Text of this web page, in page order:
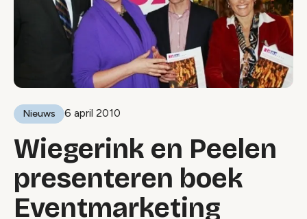
Nieuws 6 april 2010
Wiegerink en Peelen
presenteren boek
Eventmarketing